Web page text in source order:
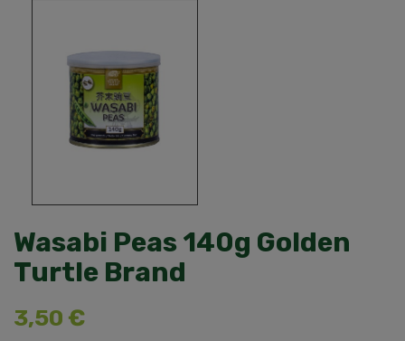
Wasabi Peas 140g Golden
Turtle Brand
3,50 €